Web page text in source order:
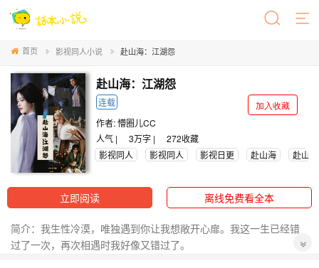
首页 影视同人小说 赴山海：江湖怨
赴山海：江湖怨
连载
加入收藏
作者:懵圈儿CC
人气 |
3万字 | 272收藏
影视同人
影视同人 影视日更 赴山海 赴山
立即阅读 离线免费看全本
简介：我生性冷漠，唯独遇到你让我想敞开心扉。我这一生已经错
过了一次，再次相遇时我好像又错过了。